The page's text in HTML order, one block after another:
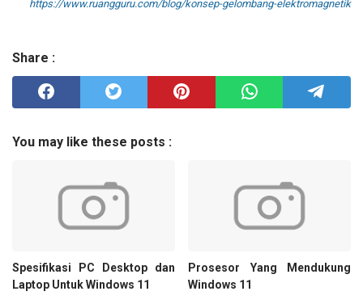
https://www.ruangguru.com/blog/konsep-gelombang-elektromagnetik
Share :
You may like these posts :
Spesifikasi PC Desktop dan
Laptop Untuk Windows 11
Prosesor Yang Mendukung
Windows 11